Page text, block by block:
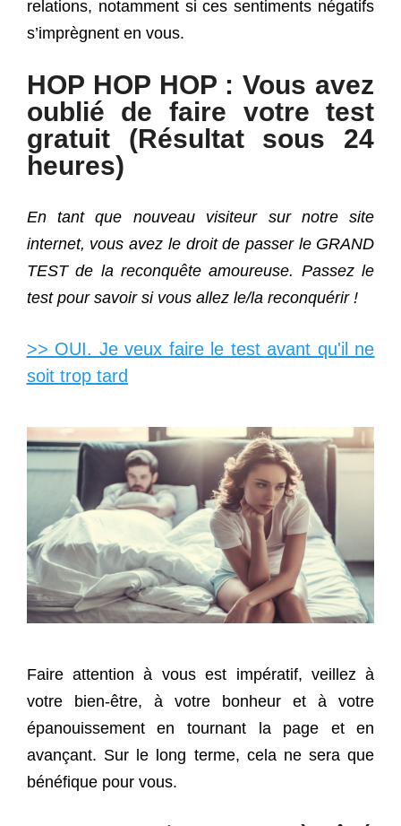
relations, notamment si ces sentiments négatifs
s’imprègnent en vous.
HOP HOP HOP : Vous avez
oublié de faire votre test
gratuit (Résultat sous 24
heures)
En tant que nouveau visiteur sur notre site
internet, vous avez le droit de passer le GRAND
TEST de la reconquête amoureuse. Passez le
test pour savoir si vous allez le/la reconquérir !
>> OUI. Je veux faire le test avant qu'il ne
soit trop tard
Faire attention à vous est impératif, veillez à
votre bien-être, à votre bonheur et à votre
épanouissement en tournant la page et en
avançant. Sur le long terme, cela ne sera que
bénéfique pour vous.